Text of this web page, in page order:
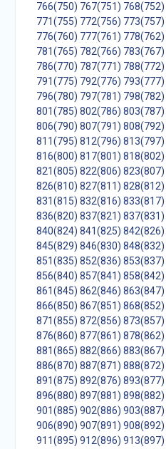
766(750) 767(751) 768(752)
771(755) 772(756) 773(757)
776(760) 777(761) 778(762)
781(765) 782(766) 783(767)
786(770) 787(771) 788(772)
791(775) 792(776) 793(777)
796(780) 797(781) 798(782)
801(785) 802(786) 803(787)
806(790) 807(791) 808(792)
811(795) 812(796) 813(797)
816(800) 817(801) 818(802)
821(805) 822(806) 823(807)
826(810) 827(811) 828(812)
831(815) 832(816) 833(817)
836(820) 837(821) 837(831)
840(824) 841(825) 842(826)
845(829) 846(830) 848(832)
851(835) 852(836) 853(837)
856(840) 857(841) 858(842)
861(845) 862(846) 863(847)
866(850) 867(851) 868(852)
871(855) 872(856) 873(857)
876(860) 877(861) 878(862)
881(865) 882(866) 883(867)
886(870) 887(871) 888(872)
891(875) 892(876) 893(877)
896(880) 897(881) 898(882)
901(885) 902(886) 903(887)
906(890) 907(891) 908(892)
911(895) 912(896) 913(897)